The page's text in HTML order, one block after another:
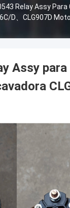
Relay Assy Para
D、CLG907D
Assy para